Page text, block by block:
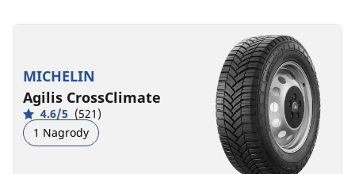
MICHELIN
Agilis CrossClimate
4.6/5 (521)
1 Nagrody